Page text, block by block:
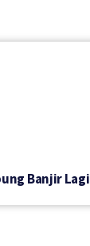
Banjir Lagi